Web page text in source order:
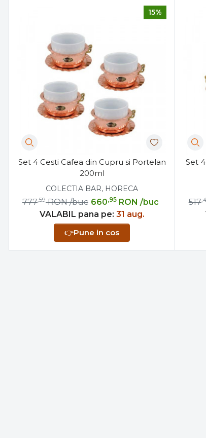
15%
Set 4 Cesti Cafea din Cupru si Portelan
200ml
COLECTIA BAR, HORECA
660,95 RON /buc
777,59 RON /buc
VALABIL pana pe: 31 aug.
👉Pune in cos
Set
517